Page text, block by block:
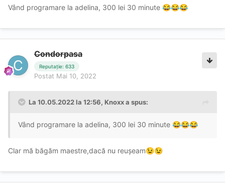
Vând programare la adelina, 300 lei 30 minute 😂😂😂
Condorpasa
Reputație: 633
Postat Mai 10, 2022
La 10.05.2022 la 12:56, Knoxxa spus:
Vând programare la adelina, 300 lei 30 minute 😂😂😂
Clar mă băgăm maestre,dacă nu reușeam😉😉